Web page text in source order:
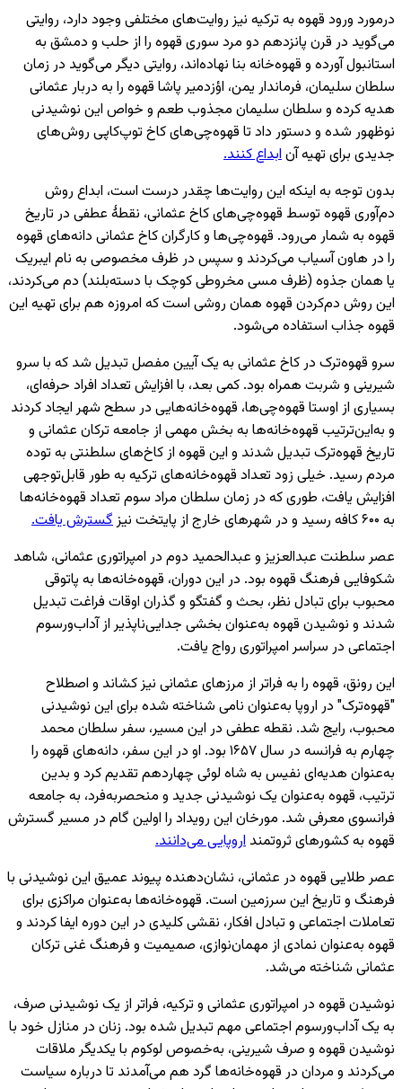
درمورد ورود قهوه به ترکیه نیز روایت‌های مختلفی وجود دارد، روایتی
می‌گوید در قرن پانزدهم دو مرد سوری قهوه را از حلب و دمشق به
استانبول آورده و قهوه‌خانه بنا نهاده‌اند، روایتی دیگر می‌گوید در زمان
سلطان سلیمان، فرماندار یمن، اؤزدمیر پاشا قهوه را به دربار عثمانی
هدیه کرده و سلطان سلیمان مجذوب طعم و خواص این نوشیدنی
نوظهور شده و دستور داد تا قهوه‌چی‌های کاخ توپ‌کاپی روش‌های
جدیدی برای تهیه آنابداع کنند.
بدون توجه به اینکه این روایت‌ها چقدر درست است، ابداع روش
دم‌آوری قهوه توسط قهوه‌چی‌های کاخ عثمانی، نقطهٔ عطفی در تاریخ
قهوه به شمار می‌رود. قهوه‌چی‌ها و کارگران کاخ عثمانی دانه‌های قهوه
را در هاون آسیاب می‌کردند و سپس در ظرف مخصوصی به نام ایبریک
یا همان جذوه (ظرف مسی مخروطی کوچک با دسته‌بلند) دم می‌کردند،
این روش دم‌کردن قهوه همان روشی است که امروزه هم برای تهیه این
قهوه جذاب استفاده می‌شود.
سرو قهوه‌ترک در کاخ عثمانی به یک آیین مفصل تبدیل شد که با سرو
شیرینی و شربت همراه بود. کمی بعد، با افزایش تعداد افراد حرفه‌ای،
بسیاری از اوستا قهوه‌چی‌ها، قهوه‌خانه‌هایی در سطح شهر ایجاد کردند
و به‌این‌ترتیب قهوه‌خانه‌ها به بخش مهمی از جامعه ترکان عثمانی و
تاریخ قهوه‌ترک تبدیل شدند و این قهوه از کاخ‌های سلطنتی به توده
مردم رسید. خیلی زود تعداد قهوه‌خانه‌های ترکیه به طور قابل‌توجهی
افزایش یافت، طوری که در زمان سلطان مراد سوم تعداد قهوه‌خانه‌ها
به ۶۰۰ کافه رسید و در شهرهای خارج از پایتخت نیز
گسترش یافت.
عصر سلطنت عبدالعزیز و عبدالحمید دوم در امپراتوری عثمانی، شاهد
شکوفایی فرهنگ قهوه بود. در این دوران، قهوه‌خانه‌ها به پاتوقی
محبوب برای تبادل نظر، بحث و گفتگو و گذران اوقات فراغت تبدیل
شدند و نوشیدن قهوه به‌عنوان بخشی جدایی‌ناپذیر از آداب‌ورسوم
اجتماعی در سراسر امپراتوری رواج یافت.
این رونق، قهوه را به فراتر از مرزهای عثمانی نیز کشاند و اصطلاح
"قهوه‌ترک" در اروپا به‌عنوان نامی شناخته شده برای این نوشیدنی
محبوب، رایج شد. نقطه عطفی در این مسیر، سفر سلطان محمد
چهارم به فرانسه در سال ۱۶۵۷ بود. او در این سفر، دانه‌های قهوه را
به‌عنوان هدیه‌ای نفیس به شاه لوئی چهاردهم تقدیم کرد و بدین
ترتیب، قهوه به‌عنوان یک نوشیدنی جدید و منحصربه‌فرد، به جامعه
فرانسوی معرفی شد. مورخان این رویداد را اولین گام در مسیر گسترش
قهوه به کشورهای ثروتمند اروپایی می‌دانند.
عصر طلایی قهوه در عثمانی، نشان‌دهنده پیوند عمیق این نوشیدنی با
فرهنگ و تاریخ این سرزمین است. قهوه‌خانه‌ها به‌عنوان مراکزی برای
تعاملات اجتماعی و تبادل افکار، نقشی کلیدی در این دوره ایفا کردند و
قهوه به‌عنوان نمادی از مهمان‌نوازی، صمیمیت و فرهنگ غنی ترکان
عثمانی شناخته می‌شد.
نوشیدن قهوه در امپراتوری عثمانی و ترکیه، فراتر از یک نوشیدنی صرف،
به یک آداب‌ورسوم اجتماعی مهم تبدیل شده بود. زنان در منازل خود با
نوشیدن قهوه و صرف شیرینی، به‌خصوص لوکوم با یکدیگر ملاقات
می‌کردند و مردان در قهوه‌خانه‌ها گرد هم می‌آمدند تا درباره سیاست